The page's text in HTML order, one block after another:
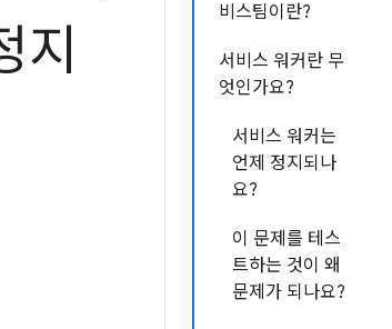
비스팀이란?
서비스 워커란 무
엇인가요?
서비스 워커는
언제 정지되나
요?
이 문제를 테스
트하는 것이 왜
문제가 되나요?
지